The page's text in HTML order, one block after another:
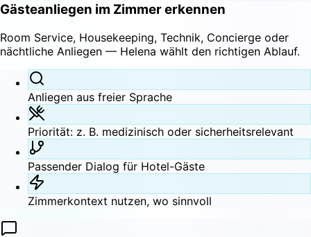
Gästeanliegen im Zimmer erkennen
Room Service, Housekeeping, Technik, Concierge oder
nächtliche Anliegen — Helena wählt den richtigen Ablauf.
Anliegen aus freier Sprache
Priorität: z. B. medizinisch oder sicherheitsrelevant
Passender Dialog für Hotel-Gäste
Zimmerkontext nutzen, wo sinnvoll